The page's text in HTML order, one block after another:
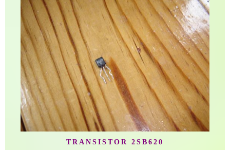
TRANSISTOR 2SB620